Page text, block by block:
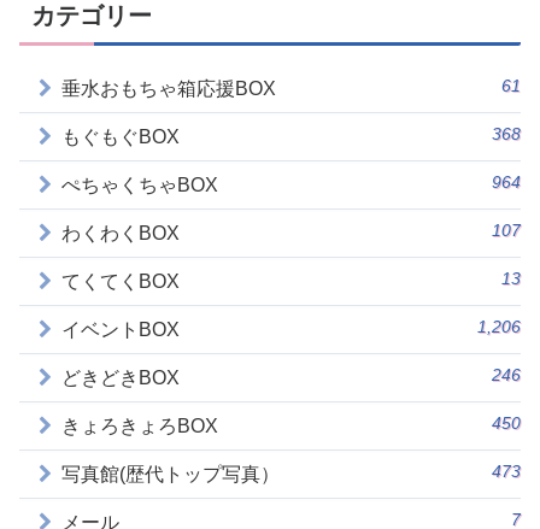
カテゴリー
垂水おもちゃ箱応援BOX 61
もぐもぐBOX 368
ぺちゃくちゃBOX 964
わくわくBOX 107
てくてくBOX 13
イベントBOX 1,206
どきどきBOX 246
きょろきょろBOX 450
写真館(歴代トップ写真） 473
メール 7